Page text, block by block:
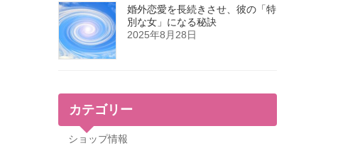
婚外恋愛を長続きさせ、彼の「特
別な女」になる秘訣
2025年8月28日
カテゴリー
ショップ情報